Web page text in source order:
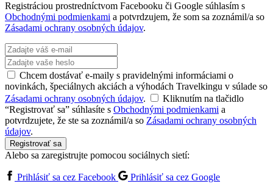
Registráciou prostredníctvom Facebooku či Google súhlasím s
Obchodnými podmienkami a potvrdzujem, že som sa zoznámil/a so
Zásadami ochrany osobných údajov.
Chcem dostávať e-maily s pravidelnými informáciami o
novinkách, špeciálnych akciách a výhodách Travelkingu v súlade so
Zásadami ochrany osobných údajov.
Kliknutím na tlačidlo
“Registrovať sa” súhlasíte s Obchodnými podmienkami a
potvrdzujete, že ste sa zoznámil/a so Zásadami ochrany osobných
údajov.
Registrovať sa
Alebo sa zaregistrujte pomocou sociálnych sietí:
Prihlásiť sa cez Facebook
Prihlásiť sa cez Google